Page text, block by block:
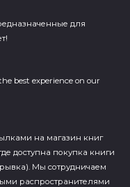
для
best experience on our
на магазин книг
доступна покупка книги
Мы сотрудничаем
распространителями